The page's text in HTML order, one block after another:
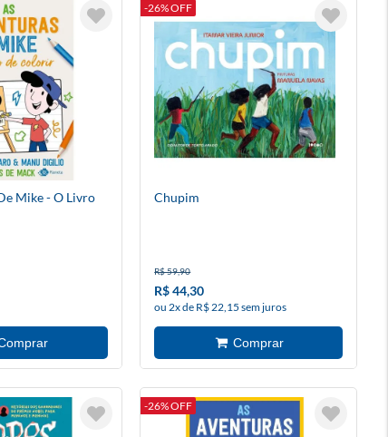
Mike - O Livro
-26% OFF
Chupim
R$ 59,90
R$ 44,30
ou 2x de R$ 22,15 sem juros
-26% OFF